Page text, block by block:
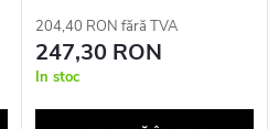
204,40 RON fără TVA
247,30 RON
In stoc